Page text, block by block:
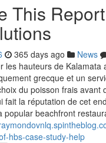
This
365 days ago News
les hauteurs de Kalamata
grecque et un
du poisson frais avant
fait la réputation de cet
popular beachfront
hbs-case-study-help